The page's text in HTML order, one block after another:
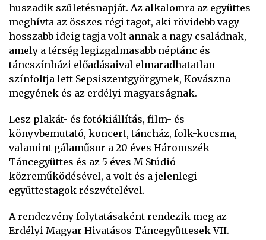
huszadik születésnapját. Az alkalomra az együttes
meghívta az összes régi tagot, aki rövidebb vagy
hosszabb ideig tagja volt annak a nagy családnak,
amely a térség legizgalmasabb néptánc és
táncszínházi előadásaival elmaradhatatlan
színfoltja lett Sepsiszentgyörgynek, Kovászna
megyének és az erdélyi magyarságnak.
Lesz plakát- és fotókiállítás, film- és
könyvbemutató, koncert, táncház, folk-kocsma,
valamint gálaműsor a 20 éves Háromszék
Táncegyüttes és az 5 éves M Stúdió
közreműködésével, a volt és a jelenlegi
együttestagok részvételével.
A rendezvény folytatásaként rendezik meg az
Erdélyi Magyar Hivatásos Táncegyüttesek VII.